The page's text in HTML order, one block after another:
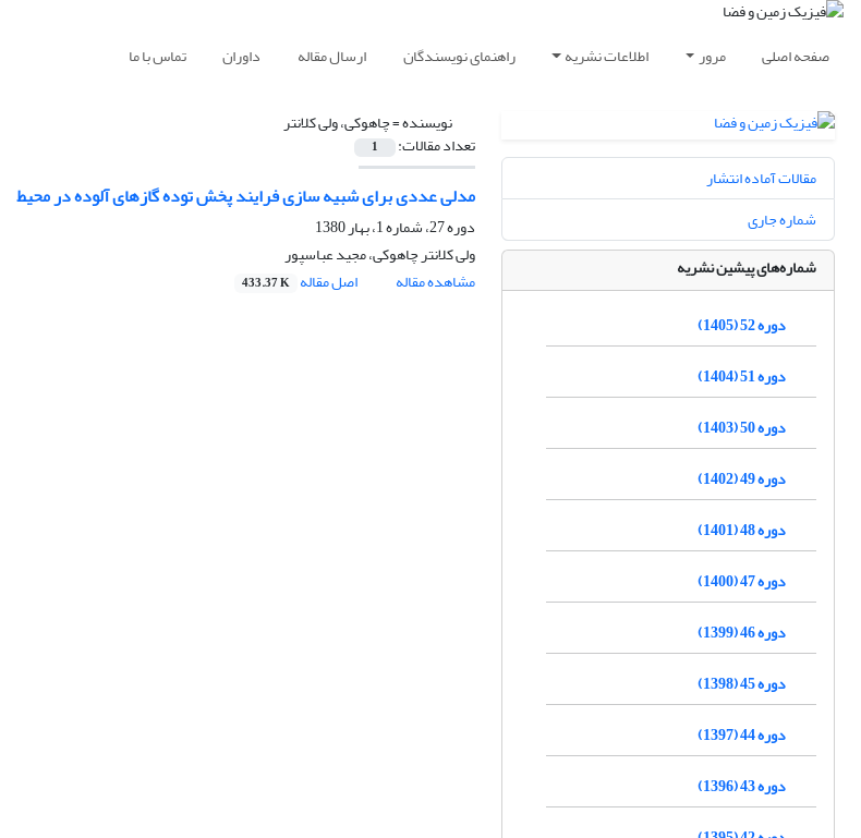
صفحه اصلی مرور اطلاعات نشریه راهنمای نویسندگان ارسال مقاله داوران تماس با ما
نویسنده =چاهوکی، ولی کلانتر
تعداد مقالات: 1
مدلی عددی برای شبیه سازی فرایند پخش توده گازهای آلوده در محیط
دوره 27، شماره 1، بهار 1380
ولی کلانتر چاهوکی، مجید عباسپور
مشاهده مقاله
اصل مقاله 433.37 K
مقالات آماده انتشار
شماره جاری
شماره‌های پیشین نشریه
دوره 52 (1405)
دوره 51 (1404)
دوره 50 (1403)
دوره 49 (1402)
دوره 48 (1401)
دوره 47 (1400)
دوره 46 (1399)
دوره 45 (1398)
دوره 44 (1397)
دوره 43 (1396)